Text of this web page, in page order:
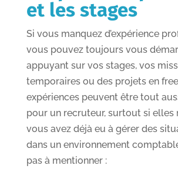
et les stages
Si vous manquez d’expérience
vous pouvez toujours vous
appuyant sur vos stages, vos
temporaires ou des projets en
expériences peuvent être tout
pour un recruteur, surtout si elles
vous avez déjà eu à gérer des
dans un environnement
pas à mentionner :